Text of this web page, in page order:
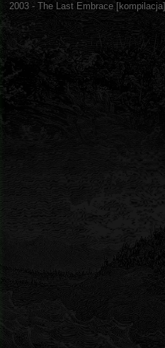
2003 - The Last Embrace [kompilacja]